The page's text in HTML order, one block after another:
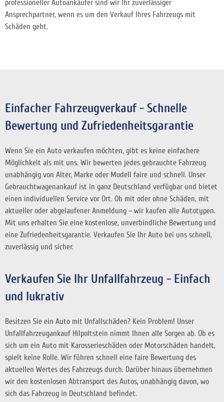
professioneller Autoankäufer sind wir Ihr zuverlässiger
Ansprechpartner, wenn es um den Verkauf Ihres Fahrzeugs mit
Schäden geht.
Einfacher Fahrzeugverkauf - Schnelle
Bewertung und Zufriedenheitsgarantie
Wenn Sie ein Auto verkaufen möchten, gibt es keine einfachere
Möglichkeit als mit uns. Wir bewerten jedes gebrauchte Fahrzeug
unabhängig von Alter, Marke oder Modell faire und schnell. Unser
Gebrauchtwagenankauf ist in ganz Deutschland verfügbar und bietet
einen individuellen Service vor Ort. Ob mit oder ohne Schäden, mit
aktueller oder abgelaufener Anmeldung – wir kaufen alle Autotypen.
Mit uns erhalten Sie eine kostenlose, unverbindliche Bewertung und
eine Zufriedenheitsgarantie. Verkaufen Sie Ihr Auto bei uns schnell,
zuverlässig und sicher.
Verkaufen Sie Ihr Unfallfahrzeug - Einfach
und lukrativ
Besitzen Sie ein Auto mit Unfallschäden? Kein Problem! Unser
Unfallfahrzeugankauf Hilpoltstein nimmt Ihnen alle Sorgen ab. Ob es
sich um ein Auto mit Karosserieschäden oder Motorschäden handelt,
spielt keine Rolle. Wir führen schnell eine faire Bewertung des
aktuellen Wertes des Fahrzeugs durch. Darüber hinaus übernehmen
wir den kostenlosen Abtransport des Autos, unabhängig davon, wo
sich das Fahrzeug in Deutschland befindet.